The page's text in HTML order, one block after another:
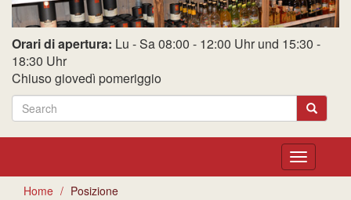
Orari di apertura: Lu - Sa 08:00 - 12:00 Uhr und 15:30 -
18:30 Uhr
Chiuso giovedì pomeriggio
Toggle
navigation
Home
Posizione